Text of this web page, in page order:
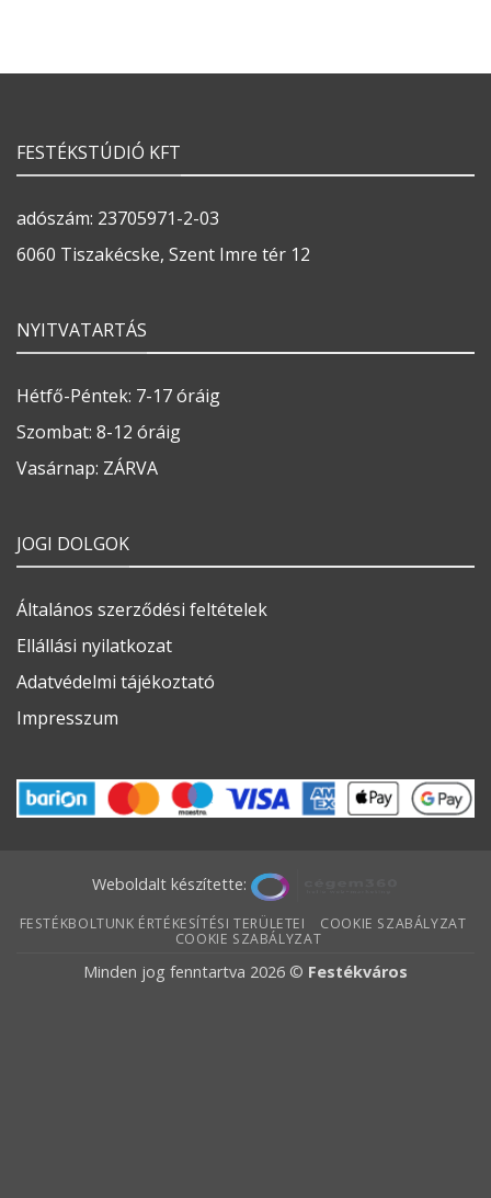
FESTÉKSTÚDIÓ KFT
adószám: 23705971-2-03
6060 Tiszakécske, Szent Imre tér 12
NYITVATARTÁS
Hétfő-Péntek: 7-17 óráig
Szombat: 8-12 óráig
Vasárnap: ZÁRVA
JOGI DOLGOK
Általános szerződési feltételek
Ellállási nyilatkozat
Adatvédelmi tájékoztató
Impresszum
Weboldalt készítette:
FESTÉKBOLTUNK ÉRTÉKESÍTÉSI TERÜLETEI
COOKIE SZABÁLYZAT
COOKIE SZABÁLYZAT
Minden jog fenntartva 2026 © Festékváros